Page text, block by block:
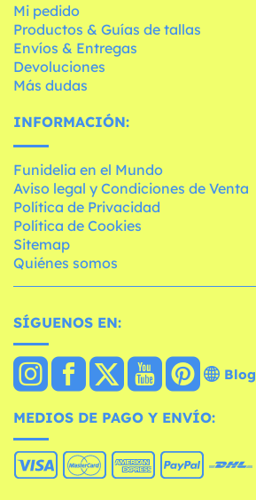
Mi pedido
Productos & Guías de tallas
Envíos & Entregas
Devoluciones
Más dudas
INFORMACIÓN:
Funidelia en el Mundo
Aviso legal y Condiciones de Venta
Política de Privacidad
Política de Cookies
Sitemap
Quiénes somos
SÍGUENOS EN:
Blog
MEDIOS DE PAGO Y ENVÍO: